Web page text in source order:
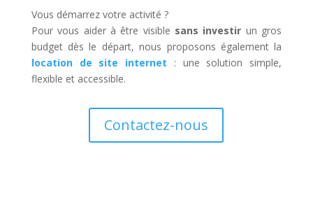
Vous démarrez votre activité ?
Pour vous aider à être visible sans investir un gros
budget dès le départ, nous proposons également la
location de site internet : une solution simple,
flexible et accessible.
Contactez-nous